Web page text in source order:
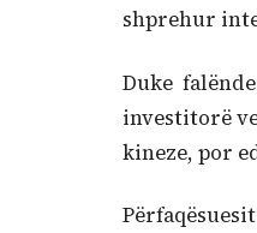
shprehur
Duke
investitorë
kineze, por